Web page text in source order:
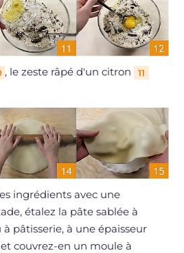
, le zeste râpé d'un citron 11
ingrédients avec une
étalez la pâte sablée à
pâtisserie, à une épaisseur
et couvrez-en un moule à